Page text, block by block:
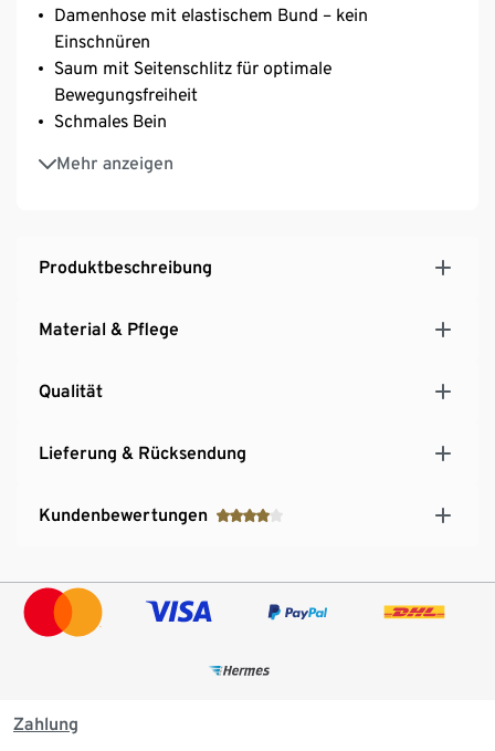
Damenhose mit elastischem Bund – kein
Einschnüren
Saum mit Seitenschlitz für optimale
Bewegungsfreiheit
Schmales Bein
Mehr anzeigen
Vorderseite mit dekorativer Biese
Mit Elasthan: formbeständig, perfekter Sitz, hoher
Produktbeschreibung
Material & Pflege
Qualität
Lieferung & Rücksendung
Kundenbewertungen
Zahlung